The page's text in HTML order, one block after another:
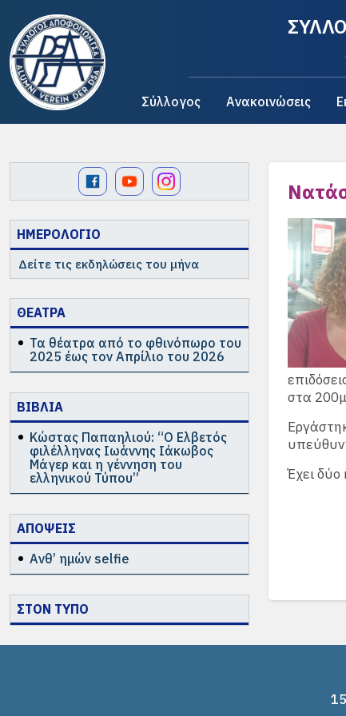
Σύλλογος Ανακοινώσεις
ΗΜΕΡΟΛΟΓΙΟ
Δείτε τις εκδηλώσεις του μήνα
ΘΕΑΤΡΑ
Τα θέατρα από το φθινόπωρο του
2025 έως τον Απρίλιο του 2026
ΒΙΒΛΙΑ
Κώστας Παπαηλιού: “Ο Ελβετός
φιλέλληνας Ιωάννης Ιάκωβος
Μάγερ και η γέννηση του
ελληνικού Τύπου”
ΑΠΟΨΕΙΣ
Ανθ’ ημών selfie
ΣΤΟΝ ΤΥΠΟ
στα
Έχει